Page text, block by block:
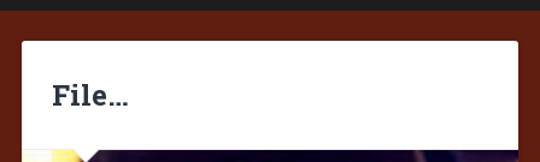
File…